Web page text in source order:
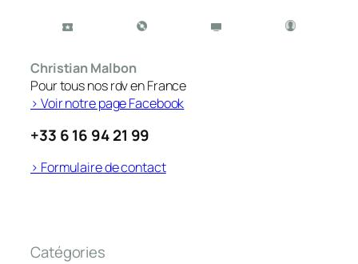
Christian Malbon
Pour tous nos rdv en France
> Voir notre page Facebook
+33 6 16 94 21 99
> Formulaire de contact
Catégories